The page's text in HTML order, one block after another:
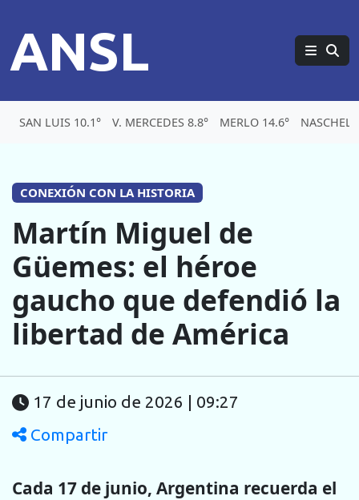
ANSL
SAN LUIS 10.1° V. MERCEDES 8.8° MERLO 14.6° NASCHEL
CONEXIÓN CON LA HISTORIA
Martín Miguel de
Güemes: el héroe
gaucho que defendió la
libertad de América
17 de junio de 2026 | 09:27
Compartir
Cada 17 de junio, Argentina recuerda el